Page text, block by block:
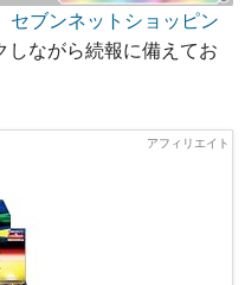
セブンネットショッピン
しながら続報に備えてお